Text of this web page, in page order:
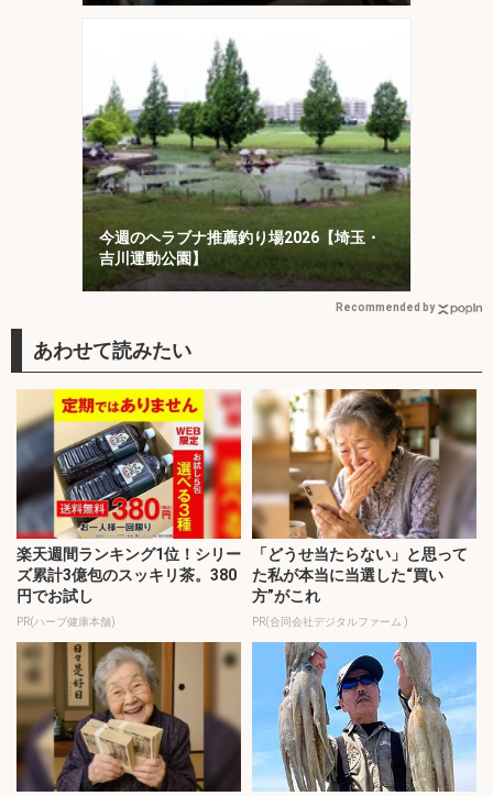
今週のヘラブナ推薦釣り場2026【埼玉・
吉川運動公園】
Recommended by
楽天週間ランキング1位！シリー
ズ累計3億包のスッキリ茶。380
円でお試し
PR(ハーブ健康本舗)
「どうせ当たらない」と思って
た私が本当に当選した“買い
方”がこれ
PR(合同会社デジタルファーム )